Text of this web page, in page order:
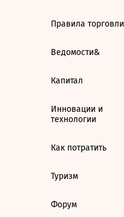
Правила торговли
Ведомости&
Капитал
Инновации и
технологии
Как потратить
Туризм
Форум